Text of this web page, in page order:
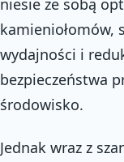
kamieniołomów,
wydajności i
bezpieczeństwa
środowisko.
Jednak wraz z